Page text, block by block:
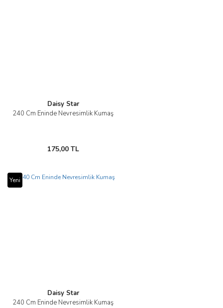
Daisy Star
240 Cm Eninde Nevresimlik Kumaş
175,00 TL
Yeni
Daisy Star
240 Cm Eninde Nevresimlik Kumaş